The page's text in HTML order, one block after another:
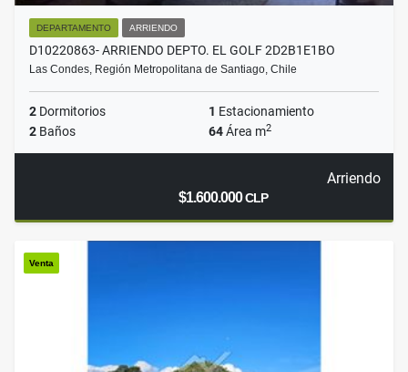
DEPARTAMENTO ARRIENDO
D10220863- ARRIENDO DEPTO. EL GOLF 2D2B1E1BO
Las Condes, Región Metropolitana de Santiago, Chile
2 Dormitorios 1 Estacionamiento
2 Baños 64Área m2
Arriendo
$1.600.000CLP
Venta